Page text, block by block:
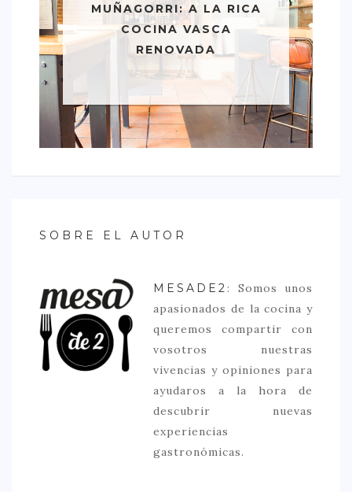
MUÑAGORRI: A LA RICA
COCINA VASCA
RENOVADA
SOBRE EL AUTOR
MESADE2: Somos unos
apasionados de la cocina y
queremos compartir con
vosotros nuestras
vivencias y opiniones para
ayudaros a la hora de
descubrir nuevas
experiencias
gastronómicas.